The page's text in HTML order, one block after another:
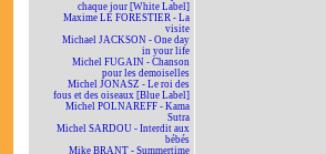
chaque jour [White Label]
Maxime LE FORESTIER - La
visite
Michael JACKSON - One day
in your life
Michel FUGAIN - Chanson
pour les demoiselles
Michel JONASZ - Le roi des
fous et des oiseaux [Blue Label]
Michel POLNAREFF - Kama
Sutra
Michel SARDOU - Interdit aux
bébés
Mike BRANT - Summertime